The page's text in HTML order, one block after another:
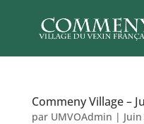
Commeny Village –
par UMVOAdmin |